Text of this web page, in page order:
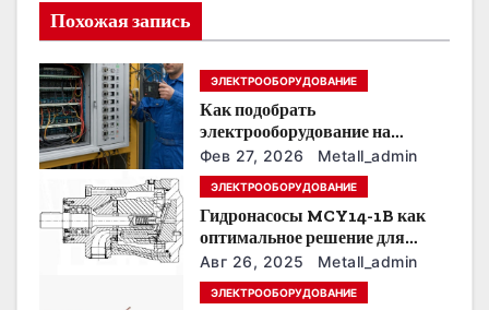
я
п
о
з
а
Похожая запись
ЭЛЕКТРООБОРУДОВАНИЕ
Как подобрать
электрооборудование на
предприятии под тяжелые
условия эксплуатации
Фев 27, 2026 Metall_admin
ЭЛЕКТРООБОРУДОВАНИЕ
Гидронасосы MCY14-1B как
оптимальное решение для
модернизации гидросистем
Авг 26, 2025 Metall_admin
ЭЛЕКТРООБОРУДОВАНИЕ